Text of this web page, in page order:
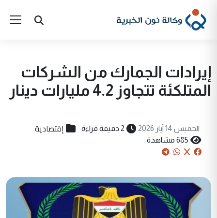
إيرادات الجمارك من الشركات
المتلكئة تتجاوز 4.2 مليارات دينار
الخميس 14 آيار 2026 2 دقيقة قراءة إقتصادية
685 مشاهدة